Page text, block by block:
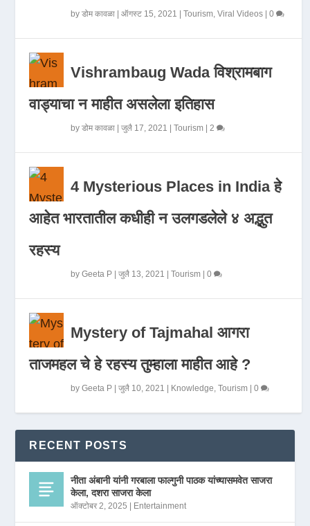
byडोम कावळा |ऑगस्ट 15, 2021 |Tourism,Viral Videos |0
Vishrambaug Wada विश्रामबाग
वाड्याचा न माहीत असलेला इतिहास
byडोम कावळा |जुलै 17, 2021 |Tourism |2
4 Mysterious Places in India हे
आहेत भारतातील कधीही न उलगडलेले ४ अद्भुत
रहस्य
byGeeta P |जुलै 13, 2021 |Tourism |0
Mystery of Tajmahal आगरा
ताजमहल चे हे रहस्य तुम्हाला माहीत आहे ?
byGeeta P |जुलै 10, 2021 Knowledge,Tourism |0
RECENT POSTS
नीता अंबानी यांनी गरबाला फाल्गुनी पाठक यांच्यासमवेत साजरा
केला, दशरा साजरा केला
ऑक्टोबर 2, 2025 Entertainment